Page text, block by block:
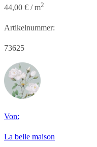
44,00 € / m2
Artikelnummer:
73625
Von:
La belle maison